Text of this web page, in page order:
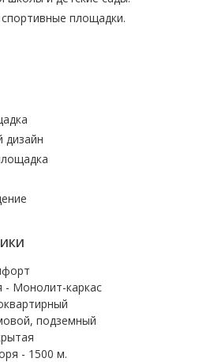
площадки.
- Монолит-каркас
подземный
- 1500 м.